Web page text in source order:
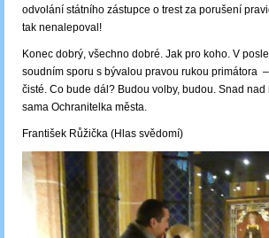
odvolání státního zástupce o trest za porušení
tak nenalepoval!
Konec dobrý, všechno dobré. Jak pro koho. V
soudním sporu s bývalou pravou rukou primátora
čisté. Co bude dál? Budou volby, budou. Snad
sama Ochranitelka města.
František Růžička (Hlas svědomí)